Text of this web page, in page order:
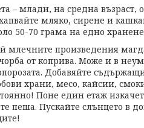
– млади, на средна възраст,
мляко, сирене и
50-70 грама на едно
млечните произведения
от коприва. Може и в
Добавяйте
храни, месо, кайсии,
Поне един етаж
пеша. Пускайте слънцето в